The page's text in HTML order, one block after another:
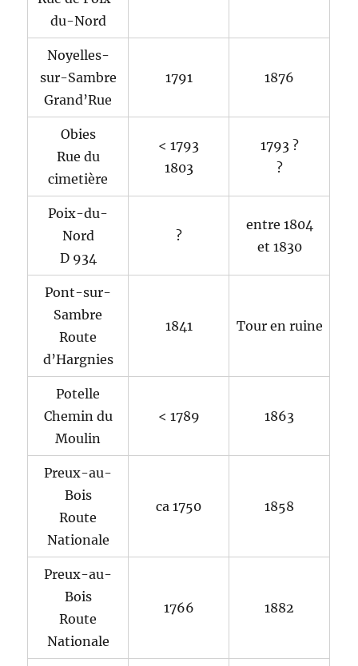
du-Nord
Noyelles-
sur-Sambre
Grand’Rue
1791 1876
Obies
Rue du
cimetière
< 1793
1803
1793 ?
?
Poix-du-
Nord
D 934
?
entre 1804
et 1830
Pont-sur-
Sambre
Route
d’Hargnies
1841 Tour en ruine
Potelle
Chemin du
Moulin
< 1789 1863
Preux-au-
Bois
Route
Nationale
ca 1750 1858
Preux-au-
Bois
Route
Nationale
1766 1882